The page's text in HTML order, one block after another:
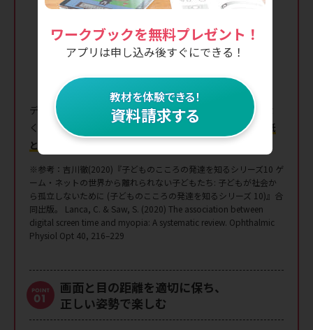
デジタル教材「だから」特別に目に悪いということはな
く、
以下の注意点を意識していれば、視力への負荷は紙
と鉛筆を使った学習と変わりません。
※参考：吉川徹(2020)『子どものこころの発達を知るシリーズ10 ゲ
ーム・ネットの世界から離れられない子どもたち: 子どもが社会か
ら孤立しないために (子どものこころの発達を知るシリーズ 10)』合
同出版。 Lanca, C. & Saw, S. (2020) The association between
digital screen time and myopia: A systematic review. Ophthalmic
Physiol Opt 40, 216–229
画面と目の距離を適切に保ち、
正しい姿勢で楽しむ
ワークブックを無料プレゼント！
アプリは申し込み後すぐにできる！
教材を体験できる！
資料請求する